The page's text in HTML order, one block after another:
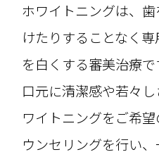
ホワイトニングは、
けたりすることなく
を白くする審美治療で
口元に清潔感や若々
ワイトニングをご希
ウンセリングを行い